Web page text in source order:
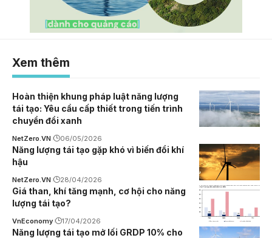
Xem thêm
Hoàn thiện khung pháp luật năng lượng
tái tạo: Yêu cầu cấp thiết trong tiến trình
chuyển đổi xanh
NetZero.VN 06/05/2026
Năng lượng tái tạo gặp khó vì biến đổi khí
hậu
NetZero.VN 28/04/2026
Giá than, khí tăng mạnh, cơ hội cho năng
lượng tái tạo?
VnEconomy 17/04/2026
Năng lượng tái tạo mở lối GRDP 10% cho